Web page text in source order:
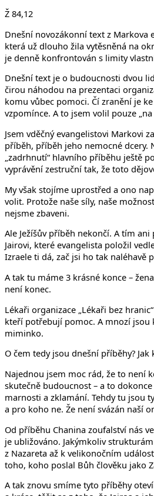
Ž 84,12
Dnešní novozákonní text z Markova
která už dlouho žila vytěsněná na
je denně konfrontován s limity
Dnešní text je o budoucnosti dvou
čirou náhodou na prezentaci
komu vůbec pomoci. Čí zranění je
vzpomínce. A to jsem volil pouze „na
Jsem vděčný evangelistovi Markovi
příběh, příběh jeho nemocné dcery.
„zadrhnutí“ hlavního příběhu ještě
vyprávění zestruční tak, že toto
My však stojíme uprostřed a ono
volit. Protože naše síly, naše
nejsme zbaveni.
Ale Ježíšův příběh nekončí. A tím
Jairovi, které evangelista položil
Izraele ti dá, zač jsi ho tak naléhavě
A tak tu máme 3 krásné konce –
není konec.
Lékaři organizace „Lékaři bez
kteří potřebují pomoc. A mnozí
miminko.
O čem tedy jsou dnešní příběhy?
Najednou jsem moc rád, že to není
skutečně budoucnost – a to
marnosti a zklamání. Tehdy tu jsou
a pro koho ne. Že není svázán naší
Od příběhu Chanina zoufalství nás
je ubližováno. Jakýmkoliv
z Nazareta až k velikonočním
toho, koho poslal Bůh člověku jako
A tak znovu smíme tyto příběhy